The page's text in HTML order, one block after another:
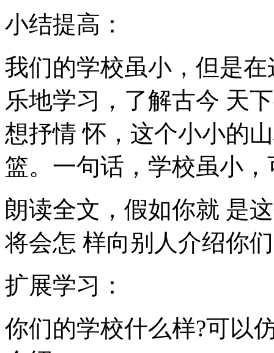
小结提高：
我们的学校虽小，但是
乐地学习，了解古今 天
想抒情 怀，这个小小的
篮。一句话，学校虽小
朗读全文，假如你就 是
将会怎 样向别人介绍你
扩展学习：
你们的学校什么样?可以